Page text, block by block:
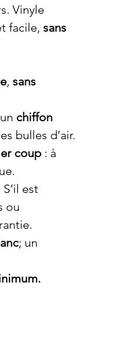
Vinyle
facile, sans
, sans
chiffon
bulles d’air.
coup : à
S’il est
ou
; un